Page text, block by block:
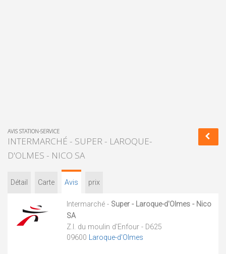
AVIS STATION-SERVICE
INTERMARCHÉ - SUPER - LAROQUE-
D'OLMES - NICO SA
Détail Carte Avis prix
Intermarché - Super - Laroque-d'Olmes - Nico
SA
Z.I. du moulin d'Enfour - D625
09600 Laroque-d'Olmes